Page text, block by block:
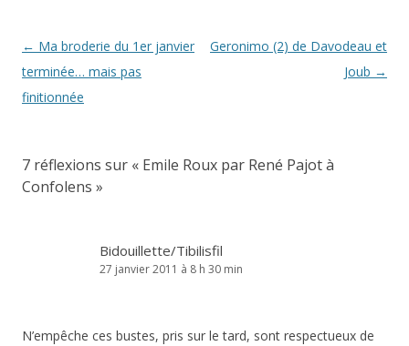
Navigation
des
articles
← Ma broderie du 1er janvier
terminée… mais pas
finitionnée
Geronimo (2) de Davodeau et
Joub →
7 réflexions sur « Emile Roux par René Pajot à
Confolens »
Bidouillette/Tibilisfil
27 janvier 2011 à 8 h 30 min
N’empêche ces bustes, pris sur le tard, sont respectueux de